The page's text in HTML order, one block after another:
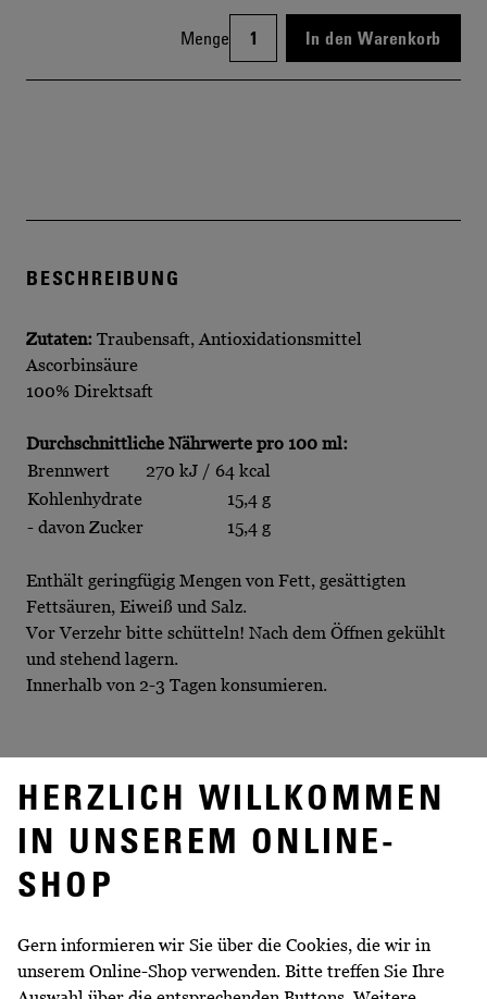
HERZLICH WILLKOMMEN
IN UNSEREM ONLINE-
SHOP
Gern informieren wir Sie über die Cookies, die wir in
unserem Online-Shop verwenden. Bitte treffen Sie Ihre
Menge In den Warenkorb
BESCHREIBUNG
Zutaten: Traubensaft, Antioxidationsmittel
Ascorbinsäure
100% Direktsaft
Durchschnittliche Nährwerte pro 100 ml:
Brennwert
270 kJ / 64 kcal
Kohlenhydrate
15,4 g
- davon Zucker
15,4 g
Enthält geringfügig Mengen von Fett, gesättigten
Fettsäuren, Eiweiß und Salz.
Vor Verzehr bitte schütteln! Nach dem Öffnen gekühlt
und stehend lagern.
Innerhalb von 2-3 Tagen konsumieren.
WEITERE INFORMATIONEN
Volumen 0,75 l
Abfüller/Hersteller
SchlossWackerbarth D-
01445Radebeul